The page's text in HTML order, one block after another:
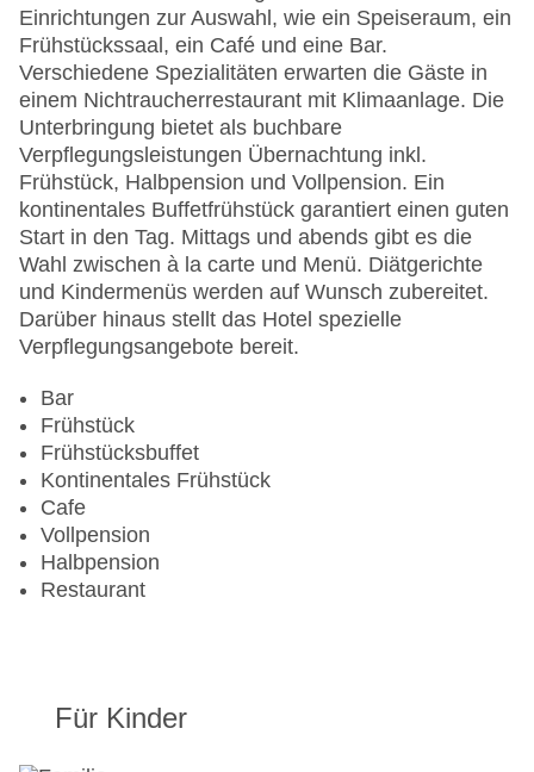
WLAN/WiFi im Hotel: gegen Gebühr
Letzte umfassende Renovierung: 2006
Lift
Anzahl der Konferenzräume: 1
Anzahl der Aufzüge: 1
Zimmerservice: gegen Gebühr
Sonnenterrasse
Gesamtanzahl der Stockwerke: 25
Gesamtanzahl der Zimmer: 235
Pools:Kinderbecken, Indoor Pool, Outdoor Pool:
gegen Gebühr, Sonnenschirme am Pool, Liegen
am Pool: gegen Gebühr
Zahlungsarten: American Express, Mastercard,
Landeskategorie: 4 Sterne
Einrichtungen zur Auswahl, wie ein Speiseraum, ein
Frühstückssaal, ein Café und eine Bar.
Verschiedene Spezialitäten erwarten die Gäste in
einem Nichtraucherrestaurant mit Klimaanlage. Die
Unterbringung bietet als buchbare
Verpflegungsleistungen Übernachtung inkl.
Frühstück, Halbpension und Vollpension. Ein
kontinentales Buffetfrühstück garantiert einen guten
Start in den Tag. Mittags und abends gibt es die
Wahl zwischen à la carte und Menü. Diätgerichte
und Kindermenüs werden auf Wunsch zubereitet.
Darüber hinaus stellt das Hotel spezielle
Verpflegungsangebote bereit.
Bar
Frühstück
Frühstücksbuffet
Kontinentales Frühstück
Cafe
Vollpension
Halbpension
Restaurant
Für Kinder